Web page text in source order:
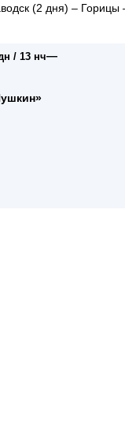
(2 дня) – Горицы
/ 13 нч—